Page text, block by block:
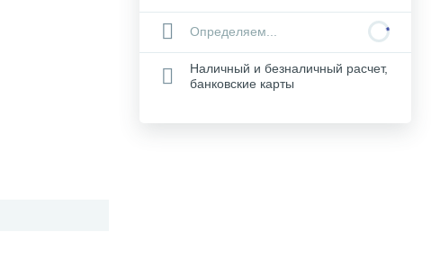
Определяем...
Наличный и безналичный расчет,
банковские карты